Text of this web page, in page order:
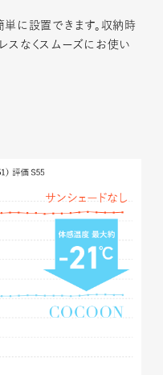
単に設置できます。収納時
スなくスムーズにお使い